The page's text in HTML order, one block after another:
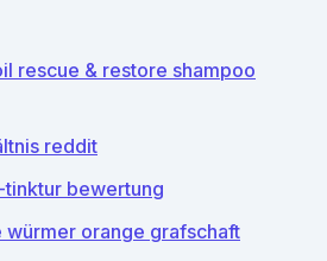
rescue & restore shampoo
reddit
bewertung
würmer orange grafschaft